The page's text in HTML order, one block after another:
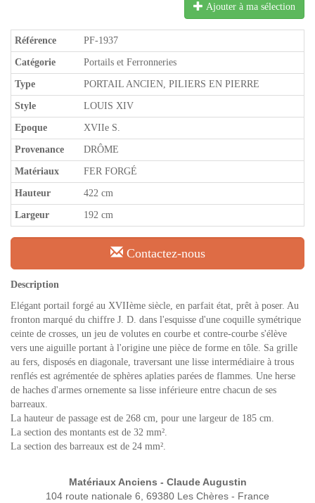
Ajouter à ma sélection
Référence PF-1937
Catégorie Portails et Ferronneries
Type PORTAIL ANCIEN, PILIERS EN PIERRE
Style LOUIS XIV
Epoque XVIIe S.
Provenance DRÔME
Matériaux FER FORGÉ
Hauteur 422 cm
Largeur 192 cm
Contactez-nous
Description
Elégant portail forgé au XVIIème siècle, en parfait état, prêt à poser. Au
fronton marqué du chiffre J. D. dans l'esquisse d'une coquille symétrique
ceinte de crosses, un jeu de volutes en courbe et contre-courbe s'élève
vers une aiguille portant à l'origine une pièce de forme en tôle. Sa grille
au fers, disposés en diagonale, traversant une lisse intermédiaire à trous
renflés est agrémentée de sphères aplaties parées de flammes. Une herse
de haches d'armes ornemente sa lisse inférieure entre chacun de ses
barreaux.
La hauteur de passage est de 268 cm, pour une largeur de 185 cm.
La section des montants est de 32 mm².
La section des barreaux est de 24 mm².
Matériaux Anciens - Claude Augustin
104 route nationale 6, 69380 Les Chères - France